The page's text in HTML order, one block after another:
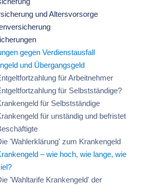
und Altersvorsorge
gegen Verdienstausfall
und Übergangsgeld
für Arbeitnehmer
für Selbstständige?
für Selbstständige
für unständig und befristet
'Wahlerklärung' zum Krankengeld
– wie hoch, wie lange, wie
'Wahltarife Krankengeld' der